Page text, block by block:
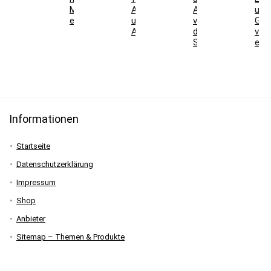
Messen
erklärt
Ausrüstung
und
Angebote
Ausdauer
vor
der
Skisaison
und
Informationen
Startseite
Datenschutzerklärung
Impressum
Shop
Anbieter
Sitemap – Themen & Produkte